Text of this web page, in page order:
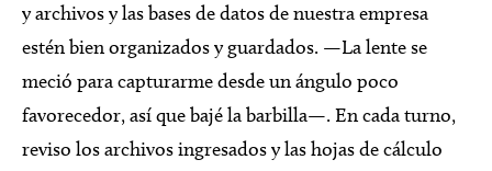
y archivos y las bases de datos de nuestra empresa
estén bien organizados y guardados. —La lente se
meció para capturarme desde un ángulo poco
favorecedor, así que bajé la barbilla—. En cada turno,
reviso los archivos ingresados y las hojas de cálculo